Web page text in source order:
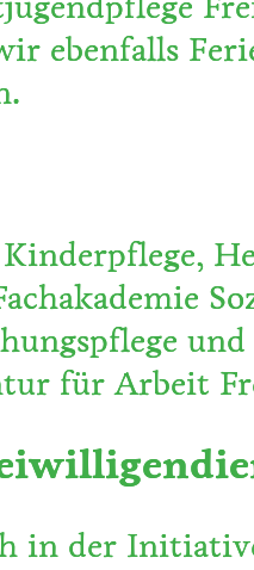
ebenfalls
für Arbeit
in der